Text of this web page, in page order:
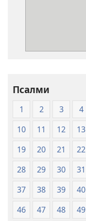
Псалми
1 2 3 4
10
11 12 13
19
20 21 22
28
29 30 31
37
38 39 40
46
47 48 49